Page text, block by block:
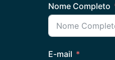
Nome Completo
E-mail